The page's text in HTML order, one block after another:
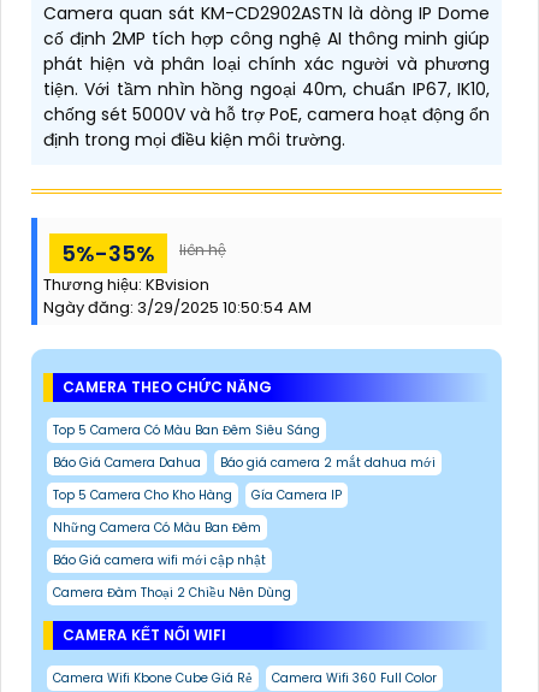
Camera quan sát KM-CD2902ASTN là dòng IP Dome
cố định 2MP tích hợp công nghệ AI thông minh giúp
phát hiện và phân loại chính xác người và phương
tiện. Với tầm nhìn hồng ngoại 40m, chuẩn IP67, IK10,
chống sét 5000V và hỗ trợ PoE, camera hoạt động ổn
định trong mọi điều kiện môi trường.
5%-35% liên hệ
Thương hiệu: KBvision
Ngày đăng: 3/29/2025 10:50:54 AM
CAMERA THEO CHỨC NĂNG
Top 5 Camera Có Màu Ban Đêm Siêu Sáng
Báo Giá Camera Dahua
Báo giá camera 2 mắt dahua mới
Top 5 Camera Cho Kho Hàng
Gía Camera IP
Những Camera Có Màu Ban Đêm
Báo Giá camera wifi mới cập nhật
Camera Đàm Thoại 2 Chiều Nên Dùng
CAMERA KẾT NỐI WIFI
Camera Wifi Kbone Cube Giá Rẻ
Camera Wifi 360 Full Color